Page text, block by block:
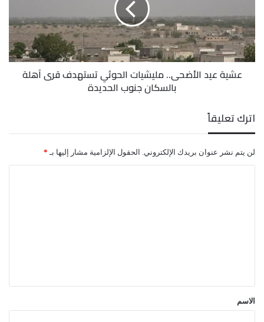
تستهدف
قرى
آهلة
بالسكان
جنوبعشية عيد الأضحى.. مليشيات الحوثي تستهدف قرى آهلة
بالسكان جنوب الحديدة
اترك تعليقاً
لن يتم نشر عنوان بريدك الإلكتروني. الحقول الإلزامية مشار إليها بـ *
*الاسم